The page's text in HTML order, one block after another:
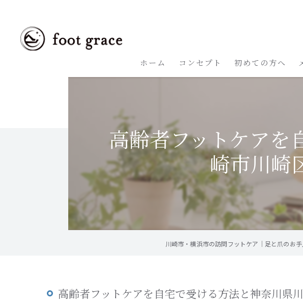
ホーム コンセプト 初めての方へ
高齢者フットケアを
崎市川崎
川崎市・横浜市の訪問フットケア｜足と爪のお
高齢者フットケアを自宅で受ける方法と神奈川県